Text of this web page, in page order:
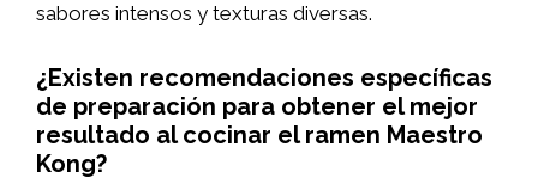
sabores intensos y texturas diversas.
¿Existen recomendaciones específicas
de preparación para obtener el mejor
resultado al cocinar el ramen Maestro
Kong?